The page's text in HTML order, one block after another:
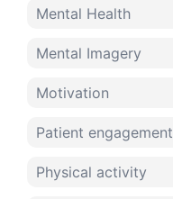
Mental Health
Mental Imagery
Motivation
Patient engagement
Physical activity